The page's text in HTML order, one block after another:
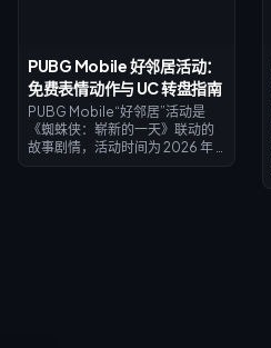
PUBG Mobile 好邻居活动：
免费表情动作与 UC 转盘指南
PUBG Mobile“好邻居”活动是
《蜘蛛侠：崭新的一天》联动的
故事剧情，活动时间为 2026 年 7